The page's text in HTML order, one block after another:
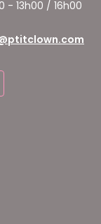
- 13h00 / 16h00